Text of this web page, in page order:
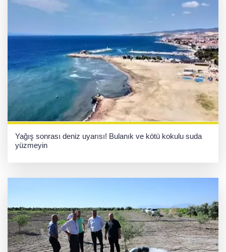
Yağış sonrası deniz uyarısı! Bulanık ve kötü kokulu suda
yüzmeyin